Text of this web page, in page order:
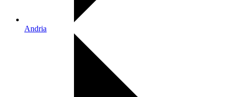
Andria